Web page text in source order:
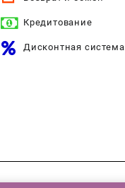
Кредитование
Дисконтная система